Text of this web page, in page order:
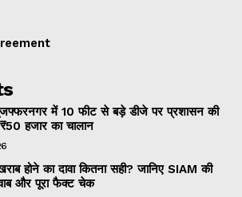
में 10 फीट से बड़े डीजे पर प्रशासन की
हजार का चालान
होने का दावा कितना सही? जानिए SIAM की
और पूरा फैक्ट चेक